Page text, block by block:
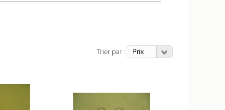
Trier par :